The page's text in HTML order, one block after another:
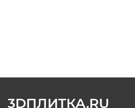
3DПЛИТКА.RU